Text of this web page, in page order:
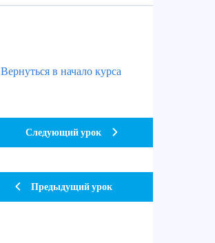
Предыдущий урок
Вернуться в начало курса
Следующий урок